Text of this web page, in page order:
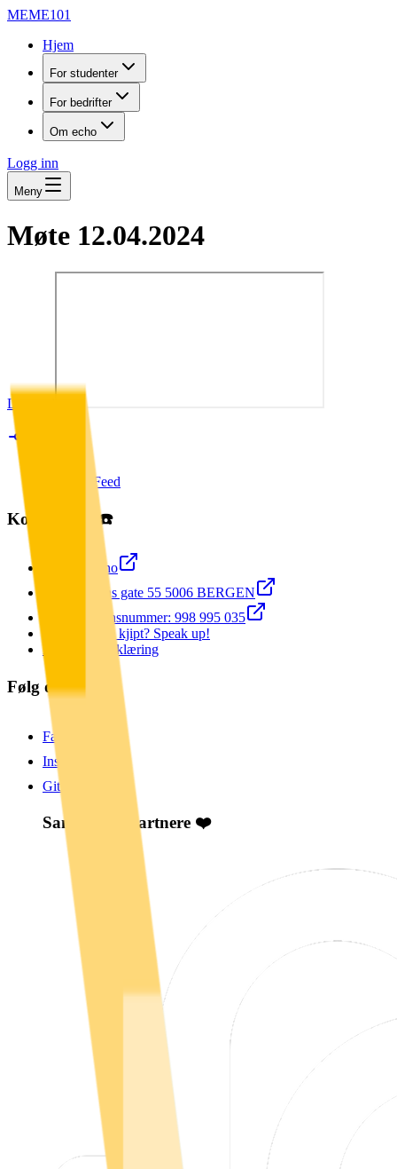
MEME101
Hjem
For studenter
For bedrifter
Om echo
Logg inn
Meny
Møte 12.04.2024
Last ned
RSS Feed
Kontakt oss ☎️
echo@uib.no
Thormøhlens gate 55 5006 BERGEN
Organisasjonsnummer: 998 995 035
Opplevd noe kjipt? Speak up!
Personvernerklæring
Følg oss 💻
Facebook
Instagram
GitHub
Samarbeidspartnere ❤️